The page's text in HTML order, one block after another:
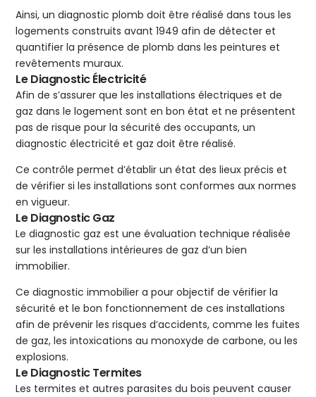
Ainsi, un diagnostic plomb doit être réalisé dans tous les
logements construits avant 1949 afin de détecter et
quantifier la présence de plomb dans les peintures et
revêtements muraux.
Le Diagnostic Électricité
Afin de s’assurer que les installations électriques et de
gaz dans le logement sont en bon état et ne présentent
pas de risque pour la sécurité des occupants, un
diagnostic électricité et gaz doit être réalisé.
Ce contrôle permet d’établir un état des lieux précis et
de vérifier si les installations sont conformes aux normes
en vigueur.
Le Diagnostic Gaz
Le diagnostic gaz est une évaluation technique réalisée
sur les installations intérieures de gaz d’un bien
immobilier.
Ce diagnostic immobilier a pour objectif de vérifier la
sécurité et le bon fonctionnement de ces installations
afin de prévenir les risques d’accidents, comme les fuites
de gaz, les intoxications au monoxyde de carbone, ou les
explosions.
Le Diagnostic Termites
Les termites et autres parasites du bois peuvent causer